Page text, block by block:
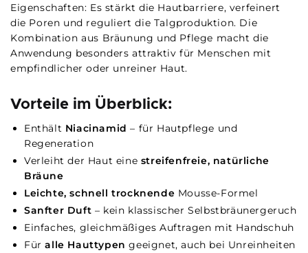
Eigenschaften: Es stärkt die Hautbarriere, verfeinert
die Poren und reguliert die Talgproduktion. Die
Kombination aus Bräunung und Pflege macht die
Anwendung besonders attraktiv für Menschen mit
empfindlicher oder unreiner Haut.
Vorteile im Überblick:
Enthält Niacinamid – für Hautpflege und
Regeneration
Verleiht der Haut eine streifenfreie, natürliche
Bräune
Leichte, schnell trocknende Mousse-Formel
Sanfter Duft – kein klassischer Selbstbräunergeruch
Einfaches, gleichmäßiges Auftragen mit Handschuh
Füralle Hauttypen geeignet, auch bei Unreinheiten